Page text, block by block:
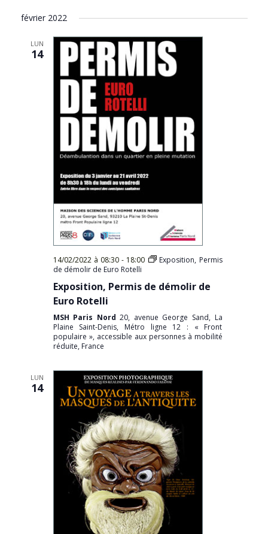
vues
une
février 2022
LUN
14
14/02/2022 à 08:30- 18:00
Exposition, Permis
de démolir de Euro Rotelli
Exposition, Permis de démolir de
Euro Rotelli
MSH Paris Nord20, avenue George Sand, La
Plaine Saint-Denis, Métro ligne 12 : « Front
populaire », accessible aux personnes à mobilité
réduite, France
LUN
14